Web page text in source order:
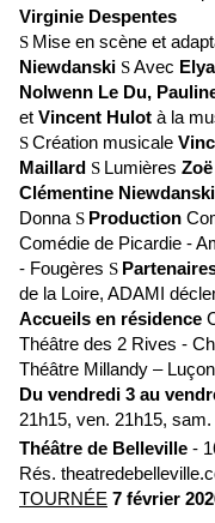
Virginie Despentes
S Mise en scène et
Niewdanski SAvec
Nolwenn Le Du,
et Vincent Hulot à la
SCréation musicale
Maillard S Lumières
Clémentine Niewdanski
Donna S Production
Comédie de Picardie -
- Fougères S
de la Loire, ADAMI
Accueils en résidence
Théâtre des 2 Rives -
Théâtre Millandy – Luçon
Du vendredi 3 au
21h15, ven. 21h15,
Théâtre de Belleville -
Rés.
TOURNÉE 7 février